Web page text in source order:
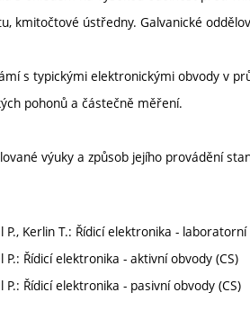
kmitočtové ústředny. Galvanické
s typickými elektronickými obvody v
pohonů a částečně měření.
výuky a způsob jejího provádění
P., Kerlin T.: Řídicí elektronika - laboratorní
P.: Řídicí elektronika - aktivní obvody (CS)
P.: Řídicí elektronika - pasivní obvody (CS)